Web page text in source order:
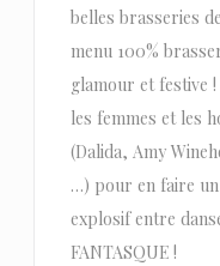
belles brasseries
menu 100%
glamour et festive
les femmes et les
(Dalida, Amy
…) pour en faire
explosif entre
FANTASQUE !